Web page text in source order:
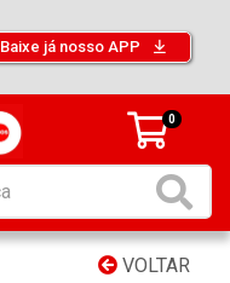
Baixe já nosso APP
0
VOLTAR